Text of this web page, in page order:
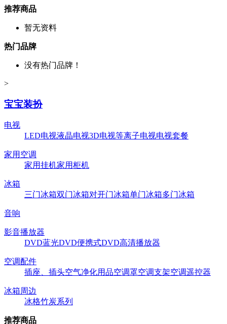
推荐商品
暂无资料
热门品牌
没有热门品牌！
>
宝宝装扮
电视
LED电视液晶电视3D电视等离子电视电视套餐
家用空调
家用挂机家用柜机
冰箱
三门冰箱双门冰箱对开门冰箱单门冰箱多门冰箱
音响
影音播放器
DVD蓝光DVD便携式DVD高清播放器
空调配件
插座、插头空气净化用品空调罩空调支架空调遥控器
冰箱周边
冰格竹炭系列
推荐商品